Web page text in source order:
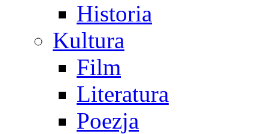
Historia
Kultura
Film
Literatura
Poezja